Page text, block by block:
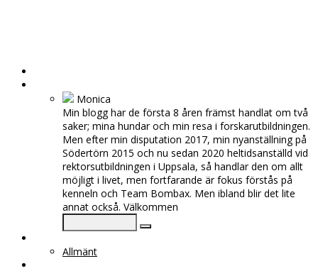
Monica
Min blogg har de första 8 åren främst handlat om två
saker; mina hundar och min resa i forskarutbildningen.
Men efter min disputation 2017, min nyanställning på
Södertörn 2015 och nu sedan 2020 heltidsanställd vid
rektorsutbildningen i Uppsala, så handlar den om allt
möjligt i livet, men fortfarande är fokus förstås på
kenneln och Team Bombax. Men ibland blir det lite
annat också. Välkommen
Allmänt